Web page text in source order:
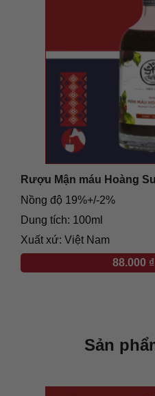
Nồng độ 19%+/-2%
Dung tích: 100ml
Xuất xứ: Việt Nam
Rượu Mận máu Hoàng
88.000 ₫
Sản